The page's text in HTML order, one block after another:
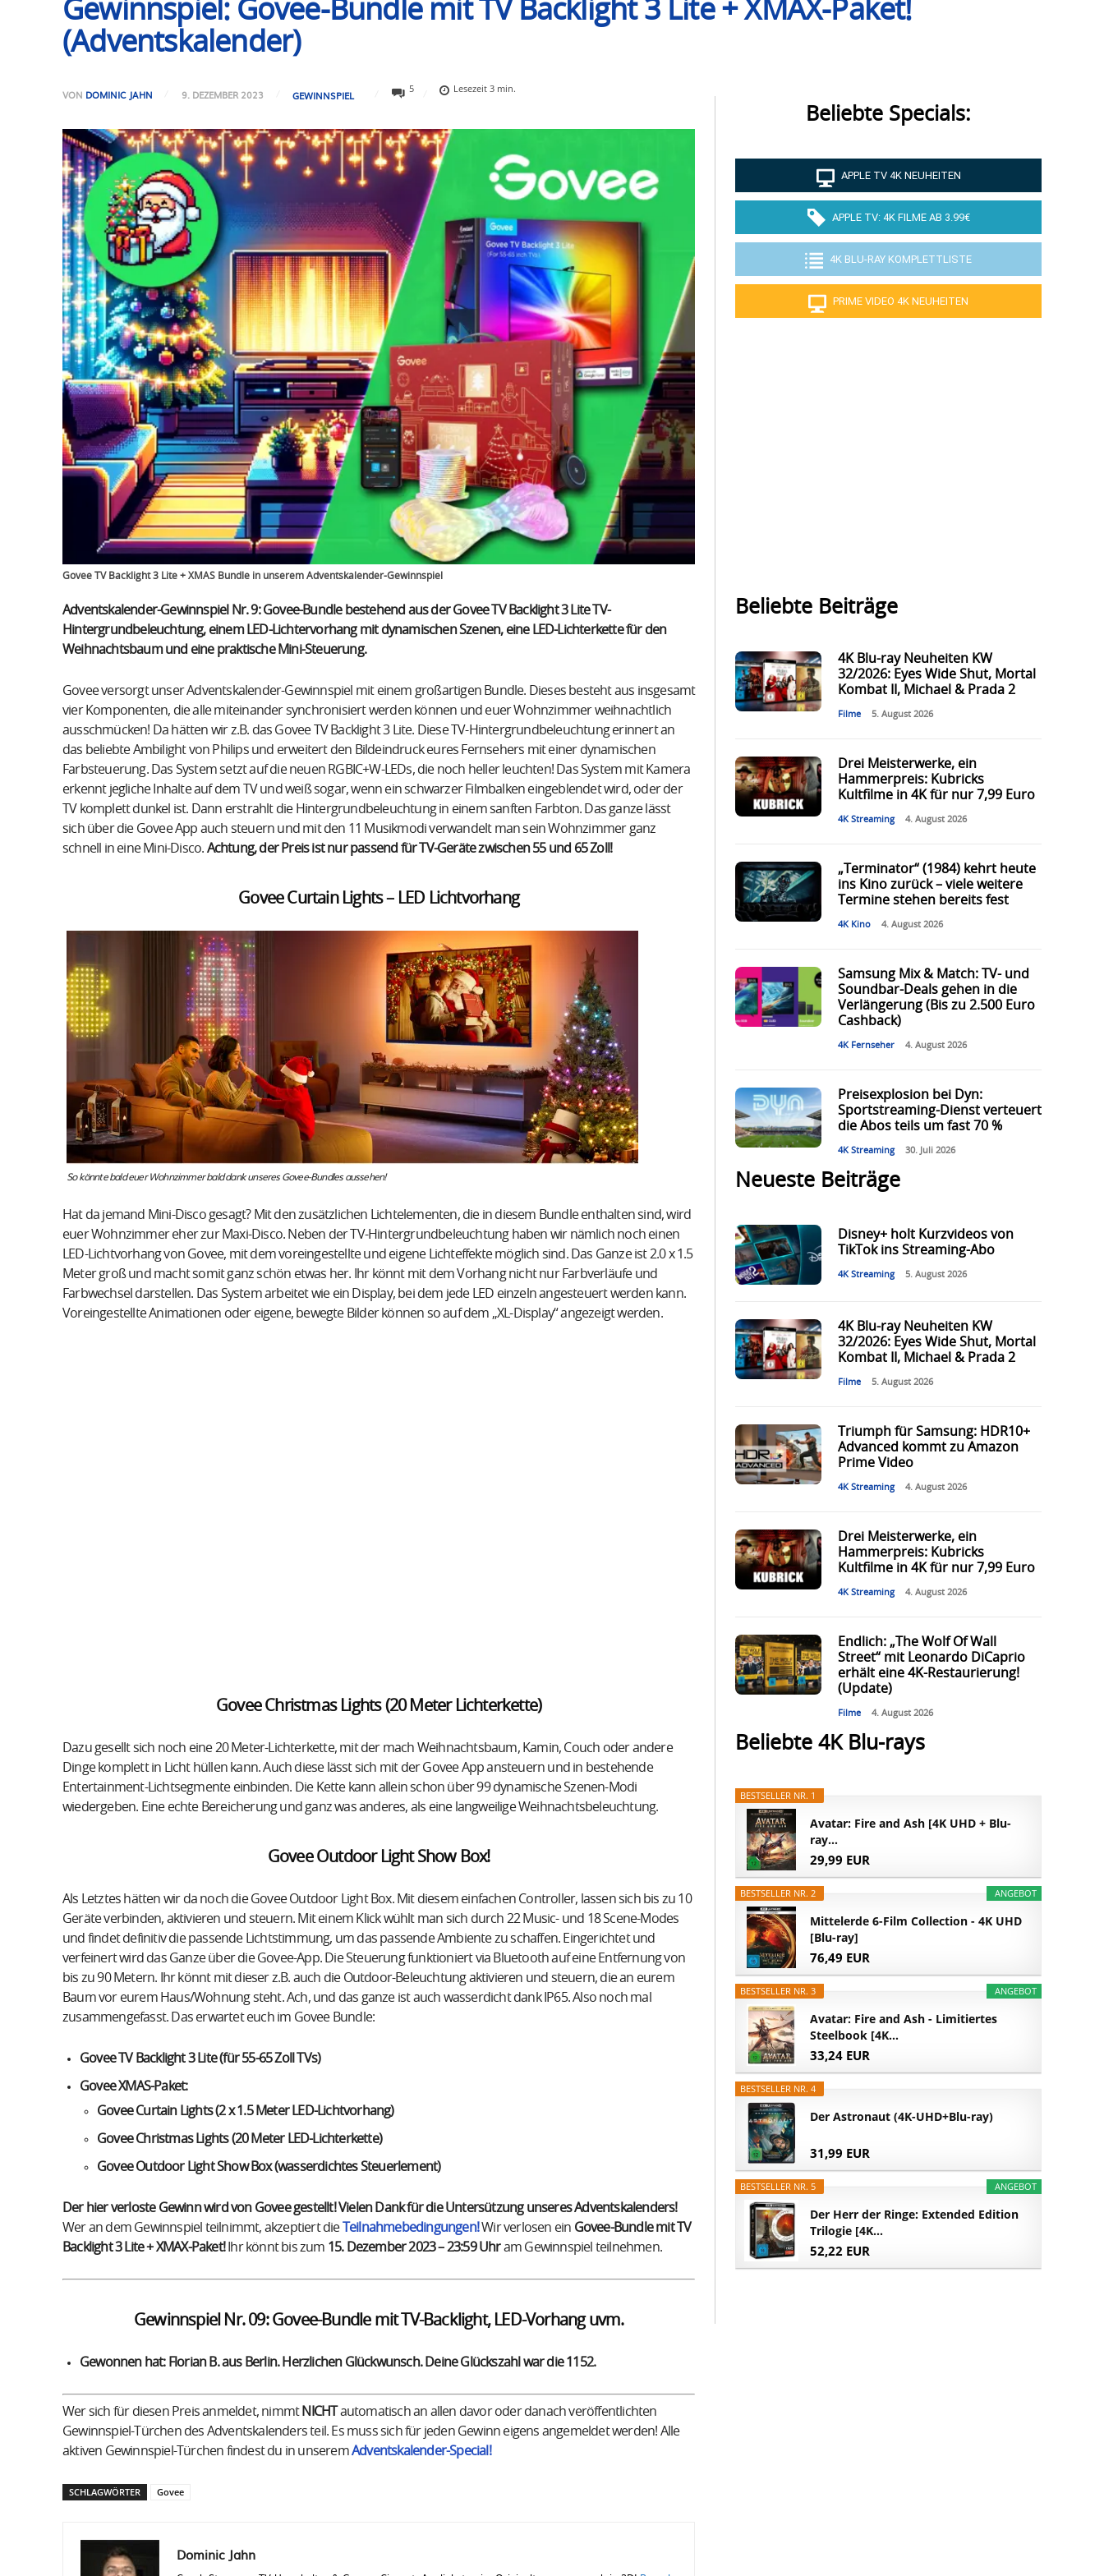
Gewinnspiel: Govee-Bundle mit TV Backlight 3 Lite + XMAX-Paket!
(Adventskalender)
VON DOMINIC JAHN 9. DEZEMBER 2023 GEWINNSPIEL
5 Lesezeit3 min.
Govee TV Backlight 3 Lite + XMAS Bundle in unserem Adventskalender-Gewinnspiel
Adventskalender-Gewinnspiel Nr. 9: Govee-Bundle bestehend aus der Govee TV Backlight 3 Lite TV-
Hintergrundbeleuchtung, einem LED-Lichtervorhang mit dynamischen Szenen, eine LED-Lichterkette für den
Weihnachtsbaum und eine praktische Mini-Steuerung.
Govee versorgt unser Adventskalender-Gewinnspiel mit einem großartigen Bundle. Dieses besteht aus insgesamt
vier Komponenten, die alle miteinander synchronisiert werden können und euer Wohnzimmer weihnachtlich
ausschmücken! Da hätten wir z.B. das Govee TV Backlight 3 Lite. Diese TV-Hintergrundbeleuchtung erinnert an
das beliebte Ambilight von Philips und erweitert den Bildeindruck eures Fernsehers mit einer dynamischen
Farbsteuerung. Das System setzt auf die neuen RGBIC+W-LEDs, die noch heller leuchten! Das System mit Kamera
erkennt jegliche Inhalte auf dem TV und weiß sogar, wenn ein schwarzer Filmbalken eingeblendet wird, oder der
TV komplett dunkel ist. Dann erstrahlt die Hintergrundbeleuchtung in einem sanften Farbton. Das ganze lässt
sich über die Govee App auch steuern und mit den 11 Musikmodi verwandelt man sein Wohnzimmer ganz
schnell in eine Mini-Disco. Achtung, der Preis ist nur passend für TV-Geräte zwischen 55 und 65 Zoll!
Govee Curtain Lights – LED Lichtvorhang
So könnte bald euer Wohnzimmer bald dank unseres Govee-Bundles aussehen!
Hat da jemand Mini-Disco gesagt? Mit den zusätzlichen Lichtelementen, die in diesem Bundle enthalten sind, wird
euer Wohnzimmer eher zur Maxi-Disco. Neben der TV-Hintergrundbeleuchtung haben wir nämlich noch einen
LED-Lichtvorhang von Govee, mit dem voreingestellte und eigene Lichteffekte möglich sind. Das Ganze ist 2.0 x 1.5
Meter groß und macht somit ganz schön etwas her. Ihr könnt mit dem Vorhang nicht nur Farbverläufe und
Farbwechsel darstellen. Das System arbeitet wie ein Display, bei dem jede LED einzeln angesteuert werden kann.
Voreingestellte Animationen oder eigene, bewegte Bilder können so auf dem „XL-Display“ angezeigt werden.
Govee Christmas Lights (20 Meter Lichterkette)
Dazu gesellt sich noch eine 20 Meter-Lichterkette, mit der mach Weihnachtsbaum, Kamin, Couch oder andere
Dinge komplett in Licht hüllen kann. Auch diese lässt sich mit der Govee App ansteuern und in bestehende
Entertainment-Lichtsegmente einbinden. Die Kette kann allein schon über 99 dynamische Szenen-Modi
wiedergeben. Eine echte Bereicherung und ganz was anderes, als eine langweilige Weihnachtsbeleuchtung.
Govee Outdoor Light Show Box!
Als Letztes hätten wir da noch die Govee Outdoor Light Box. Mit diesem einfachen Controller, lassen sich bis zu 10
Geräte verbinden, aktivieren und steuern. Mit einem Klick wühlt man sich durch 22 Music- und 18 Scene-Modes
und findet definitiv die passende Lichtstimmung, um das passende Ambiente zu schaffen. Eingerichtet und
verfeinert wird das Ganze über die Govee-App. Die Steuerung funktioniert via Bluetooth auf eine Entfernung von
bis zu 90 Metern. Ihr könnt mit dieser z.B. auch die Outdoor-Beleuchtung aktivieren und steuern, die an eurem
Baum vor eurem Haus/Wohnung steht. Ach, und das ganze ist auch wasserdicht dank IP65. Also noch mal
zusammengefasst. Das erwartet euch im Govee Bundle:
Govee TV Backlight 3 Lite (für 55-65 Zoll TVs)
Govee XMAS-Paket:
Govee Curtain Lights (2 x 1.5 Meter LED-Lichtvorhang)
Govee Christmas Lights (20 Meter LED-Lichterkette)
Govee Outdoor Light Show Box (wasserdichtes Steuerlement)
Der hier verloste Gewinn wird von Govee gestellt! Vielen Dank für die Untersützung unseres Adventskalenders!
Wer an dem Gewinnspiel teilnimmt, akzeptiert die
Teilnahmebedingungen! Wir verlosen ein Govee-Bundle mit TV
Backlight 3 Lite + XMAX-Paket!Ihr könnt bis zum 15. Dezember 2023 – 23:59 Uhram Gewinnspiel teilnehmen.
Gewinnspiel Nr. 09: Govee-Bundle mit TV-Backlight, LED-Vorhang uvm.
Gewonnen hat: Florian B. aus Berlin. Herzlichen Glückwunsch. Deine Glückszahl war die 1152.
Wer sich für diesen Preis anmeldet, nimmt NICHT
automatisch an allen davor oder danach veröffentlichten
Gewinnspiel-Türchen des Adventskalenders teil. Es muss sich für jeden Gewinn eigens angemeldet werden! Alle
aktiven Gewinnspiel-Türchen findest du in unseremAdventskalender-Special!
SCHLAGWÖRTER Govee
Dominic Jahn
Beliebte Specials:
APPLE TV 4K NEUHEITEN
APPLE TV: 4K FILME AB 3.99€
4K BLU-RAY KOMPLETTLISTE
PRIME VIDEO 4K NEUHEITEN
Beliebte Beiträge
4K Blu-ray Neuheiten KW
32/2026: Eyes Wide Shut, Mortal
Kombat II, Michael & Prada 2
Filme 5. August 2026
Drei Meisterwerke, ein
Hammerpreis: Kubricks
Kultfilme in 4K für nur 7,99 Euro
4K Streaming 4. August 2026
„Terminator“ (1984) kehrt heute
ins Kino zurück – viele weitere
Termine stehen bereits fest
4K Kino 4. August 2026
Samsung Mix & Match: TV- und
Soundbar-Deals gehen in die
Verlängerung (Bis zu 2.500 Euro
Cashback)
4K Fernseher 4. August 2026
Preisexplosion bei Dyn:
Sportstreaming-Dienst verteuert
die Abos teils um fast 70 %
4K Streaming 30. Juli 2026
Neueste Beiträge
Disney+ holt Kurzvideos von
TikTok ins Streaming-Abo
4K Streaming 5. August 2026
4K Blu-ray Neuheiten KW
32/2026: Eyes Wide Shut, Mortal
Kombat II, Michael & Prada 2
Filme 5. August 2026
Triumph für Samsung: HDR10+
Advanced kommt zu Amazon
Prime Video
4K Streaming 4. August 2026
Drei Meisterwerke, ein
Hammerpreis: Kubricks
Kultfilme in 4K für nur 7,99 Euro
4K Streaming 4. August 2026
Endlich: „The Wolf Of Wall
Street“ mit Leonardo DiCaprio
erhält eine 4K-Restaurierung!
(Update)
Filme 4. August 2026
Beliebte 4K Blu-rays
BESTSELLER NR. 1
Avatar: Fire and Ash [4K UHD + Blu-
ray...
29,99 EUR
ANGEBOT
BESTSELLER NR. 2
Mittelerde 6-Film Collection - 4K UHD
[Blu-ray]
76,49 EUR
ANGEBOT
BESTSELLER NR. 3
Avatar: Fire and Ash - Limitiertes
Steelbook [4K...
33,24 EUR
BESTSELLER NR. 4
Der Astronaut (4K-UHD+Blu-ray)
31,99 EUR
ANGEBOT
BESTSELLER NR. 5
Der Herr der Ringe: Extended Edition
Trilogie [4K...
52,22 EUR